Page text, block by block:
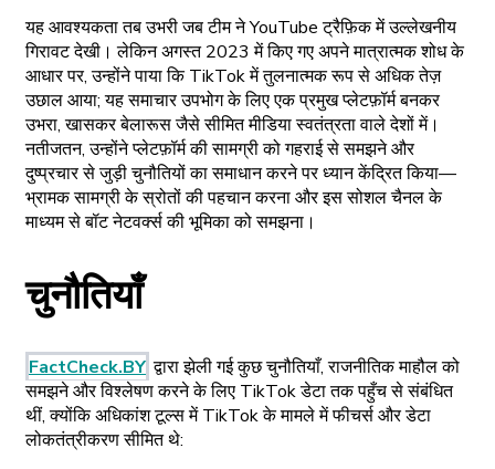
यह आवश्यकता तब उभरी जब टीम ने YouTube ट्रैफ़िक में उल्लेखनीय
गिरावट देखी। लेकिन अगस्त 2023 में किए गए अपने मात्रात्मक शोध के
आधार पर, उन्होंने पाया कि TikTok में तुलनात्मक रूप से अधिक तेज़
उछाल आया; यह समाचार उपभोग के लिए एक प्रमुख प्लेटफ़ॉर्म बनकर
उभरा, खासकर बेलारूस जैसे सीमित मीडिया स्वतंत्रता वाले देशों में।
नतीजतन, उन्होंने प्लेटफ़ॉर्म की सामग्री को गहराई से समझने और
दुष्प्रचार से जुड़ी चुनौतियों का समाधान करने पर ध्यान केंद्रित किया—
भ्रामक सामग्री के स्रोतों की पहचान करना और इस सोशल चैनल के
माध्यम से बॉट नेटवर्क्स की भूमिका को समझना।
चुनौतियाँ
FactCheck.BY द्वारा झेली गई कुछ चुनौतियाँ, राजनीतिक माहौल को
समझने और विश्लेषण करने के लिए TikTok डेटा तक पहुँच से संबंधित
थीं, क्योंकि अधिकांश टूल्स में TikTok के मामले में फीचर्स और डेटा
लोकतंत्रीकरण सीमित थे: